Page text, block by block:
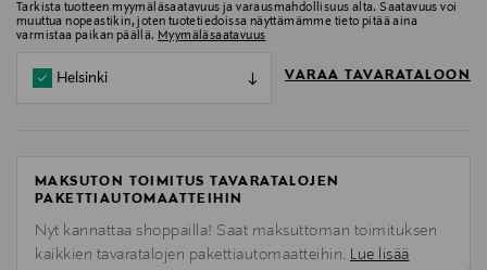
Tarkista tuotteen myymäläsaatavuus ja varausmahdollisuus alta. Saatavuus voi
muuttua nopeastikin, joten tuotetiedoissa näyttämämme tieto pitää aina
varmistaa paikan päällä. Myymäläsaatavuus
Helsinki VARAA TAVARATALOON
MAKSUTON TOIMITUS TAVARATALOJEN
PAKETTIAUTOMAATTEIHIN
Nyt kannattaa shoppailla! Saat maksuttoman toimituksen
kaikkien tavaratalojen pakettiautomaatteihin. Lue lisää